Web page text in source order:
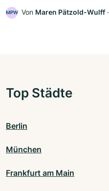
MPW Von Maren Pätzold-Wulff ‧
Top Städte
Berlin
München
Frankfurt am Main